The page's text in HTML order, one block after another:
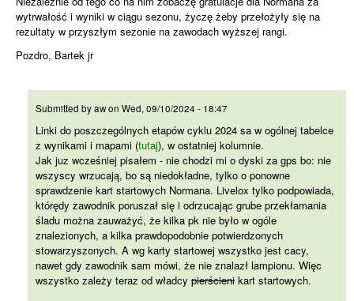
wytrwałość i wyniki w ciągu sezonu, życzę żeby przełożyły się na
rezultaty w przyszłym sezonie na zawodach wyższej rangi.
Pozdro, Bartek jr
Linki do poszczególnych
Submitted byawon Wed, 09/10/2024 - 18:47
Linki do poszczególnych etapów cyklu 2024 sa w ogólnej tabelce
z wynikami i mapami (tutaj), w ostatniej kolumnie.
Jak juz wcześniej pisałem - nie chodzi mi o dyski za gps bo: nie
wszyscy wrzucają, bo są niedokładne, tylko o ponowne
sprawdzenie kart startowych Normana. Livelox tylko podpowiada,
którędy zawodnik poruszał się i odrzucając grube przekłamania
śladu można zauważyć, że kilka pk nie było w ogóle
znalezionych, a kilka prawdopodobnie potwierdzonych
stowarzyszonych. A wg karty startowej wszystko jest cacy,
nawet gdy zawodnik sam mówi, że nie znalazł lampionu. Więc
wszystko zależy teraz od władcy pierścieni kart startowych.